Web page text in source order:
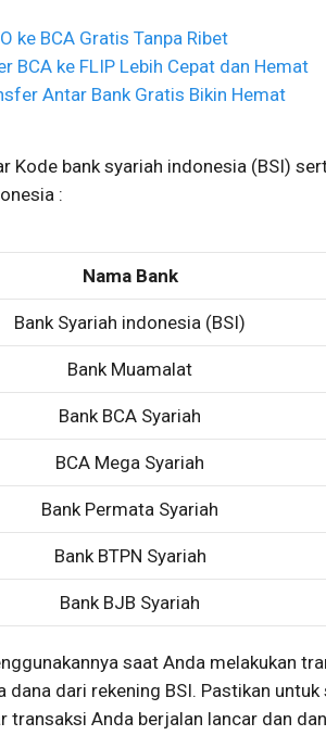
ke BCA Gratis Tanpa Ribet
BCA ke FLIP Lebih Cepat dan Hemat
Antar Bank Gratis Bikin Hemat
Kode bank syariah indonesia (BSI)
:
Nama Bank
Bank Syariah indonesia (BSI)
Bank Muamalat
Bank BCA Syariah
BCA Mega Syariah
Bank Permata Syariah
Bank BTPN Syariah
Bank BJB Syariah
saat Anda melakukan
dana dari rekening BSI. Pastikan
transaksi Anda berjalan lancar dan